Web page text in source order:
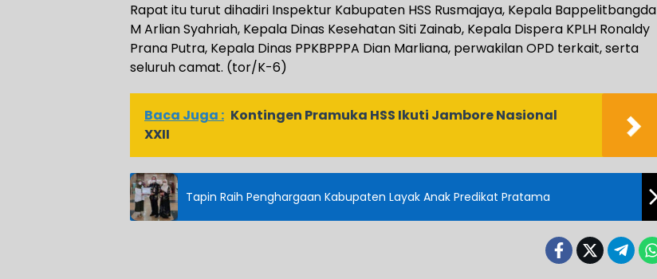
Rapat itu turut dihadiri Inspektur Kabupaten HSS Rusmajaya, Kepala Bappelitbangda
M Arlian Syahriah, Kepala Dinas Kesehatan Siti Zainab, Kepala Dispera KPLH Ronaldy
Prana Putra, Kepala Dinas PPKBPPPA Dian Marliana, perwakilan OPD terkait, serta
seluruh camat. (tor/K-6)
Baca Juga : Kontingen Pramuka HSS Ikuti Jambore Nasional
XXII
Tapin Raih Penghargaan Kabupaten Layak Anak Predikat Pratama